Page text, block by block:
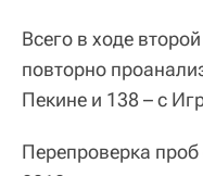
Всего в ходе
повторно
Пекине и 138 – с
Перепроверка